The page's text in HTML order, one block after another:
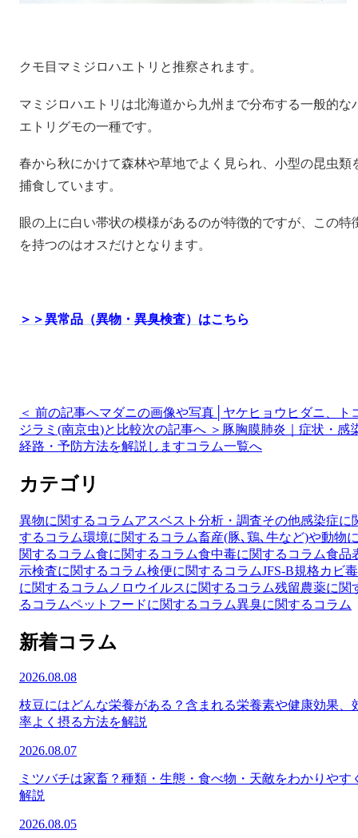
クモ目マミジロハエトリと推察されます。
マミジロハエトリは北海道から九州まで分布する一般的な
エトリグモの一種です。
春から秋にかけて森林や草地でよく見られ、小型の昆虫類
捕食しています。
眼の上に白い帯状の模様があるのが特徴的ですが、この特
を持つのはオスだけとなります。
＞＞異常品（異物・異臭検査）はこちら
＜ 前の記事へマダニの画像や写真│ヤケヒョウヒダニ、ト
ジラミ(南京虫)と比較次の記事へ ＞ 豚胸膜肺炎｜症状・感
経路・予防方法を解説しますコラム一覧へ
カテゴリ
異物に関するコラムアスベスト分析・調査その他感染症に
するコラム環境に関するコラム畜産(豚､鶏､牛など)や動物
関するコラム食に関するコラム食中毒に関するコラム食品
示検査に関するコラム検便に関するコラムJFS-B規格カビ毒
に関するコラム ノロウイルスに関するコラム残留農薬に関
るコラムペットフードに関するコラム異臭に関するコラム
新着コラム
2026.08.08
枝豆にはどんな栄養がある？含まれる栄養素や健康効果、
率よく摂る方法を解説
2026.08.07
ミツバチは家畜？種類・生態・食べ物・天敵をわかりやす
解説
2026.08.05